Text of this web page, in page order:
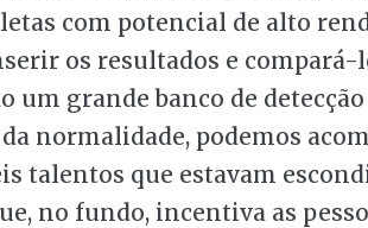
com potencial de alto
os resultados e compará-
um grande banco de
normalidade, podemos
talentos que estavam
no fundo, incentiva as